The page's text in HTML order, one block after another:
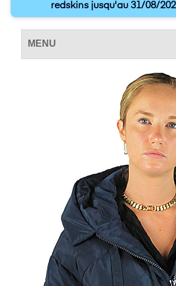
redskins jusqu'au 31/08/
MENU